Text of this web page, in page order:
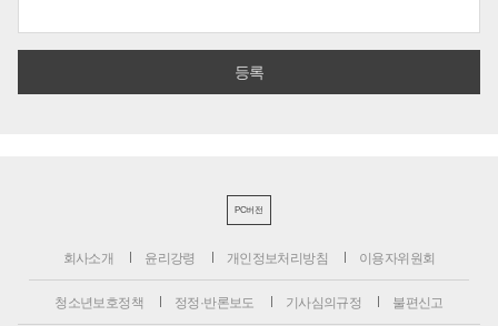
PC버전
회사소개 윤리강령 개인정보처리방침 이용자위원회
청소년보호정책 정정·반론보도 기사심의규정 불편신고